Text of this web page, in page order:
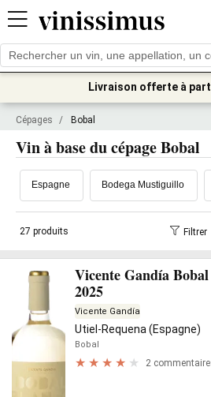
Livraison offerte à
Cépages / Bobal
Vin à base du cépage Bobal
Espagne Bodega Mustiguillo
27 produits Filtrer
Vicente Gandía
2025
Vicente Gandía
Utiel-Requena (Espagne)
Bobal
2